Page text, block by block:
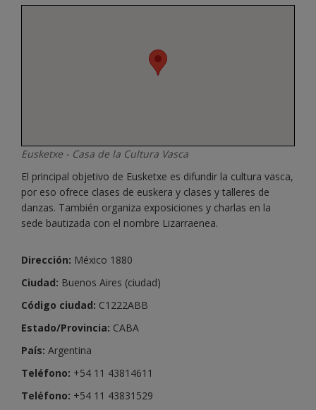
Eusketxe - Casa de la Cultura Vasca
El principal objetivo de Eusketxe es difundir la cultura vasca,
por eso ofrece clases de euskera y clases y talleres de
danzas. También organiza exposiciones y charlas en la
sede bautizada con el nombre Lizarraenea.
Dirección: México 1880
Ciudad: Buenos Aires (ciudad)
Código ciudad: C1222ABB
Estado/Provincia: CABA
País: Argentina
Teléfono: +54 11 43814611
Teléfono: +54 11 43831529